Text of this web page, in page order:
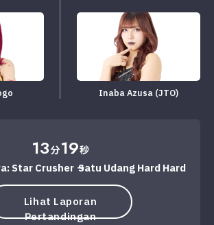
Inaba Azusa (JTO)
13分19秒
Star Crusher → Satu Udang Hard Hard
Lihat Laporan
Pertandingan